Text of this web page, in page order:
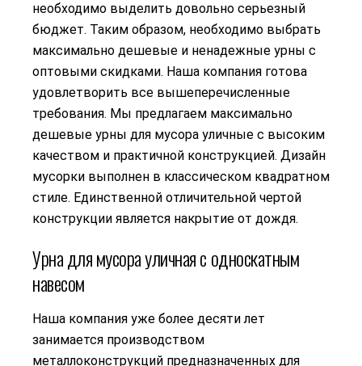
необходимо выделить довольно серьезный
бюджет. Таким образом, необходимо выбрать
максимально дешевые и ненадежные урны с
оптовыми скидками. Наша компания готова
удовлетворить все вышеперечисленные
требования. Мы предлагаем максимально
дешевые урны для мусора уличные с высоким
качеством и практичной конструкцией. Дизайн
мусорки выполнен в классическом квадратном
стиле. Единственной отличительной чертой
конструкции является накрытие от дождя.
Урна для мусора уличная с односкатным
навесом
Наша компания уже более десяти лет
занимается производством
металлоконструкций предназначенных для